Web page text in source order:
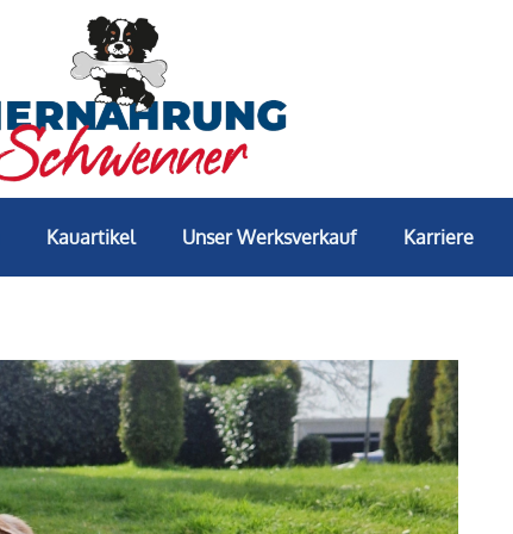
Kauartikel Unser Werksverkauf Karriere